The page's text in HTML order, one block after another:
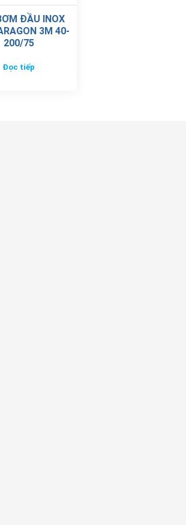
ĐẦU INOX
3M 40-
200/75
Đọc tiếp